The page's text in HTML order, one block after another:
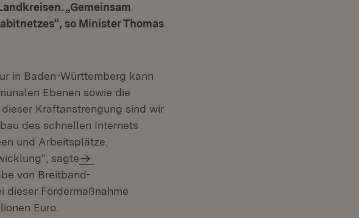
„Gemeinsam
so Minister Thomas
in Baden-Württemberg kann
Ebenen sowie die
Kraftanstrengung sind wir
des schnellen Internets
und Arbeitsplätze,
sagte
von Breitband-
dieser Fördermaßnahme
Euro.